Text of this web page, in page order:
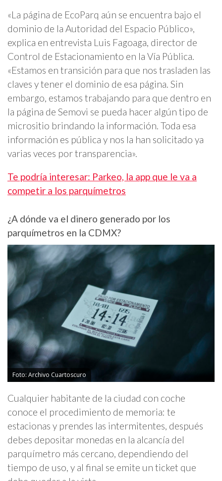
«La página de EcoParq aún se encuentra bajo el
dominio de la Autoridad del Espacio Público»,
explica en entrevista Luis Fagoaga, director de
Control de Estacionamiento en la Vía Pública.
«Estamos en transición para que nos trasladen las
claves y tener el dominio de esa página. Sin
embargo, estamos trabajando para que dentro en
la página de Semovi se pueda hacer algún tipo de
micrositio brindando la información. Toda esa
información es pública y nos la han solicitado ya
varias veces por transparencia».
Te podría interesar: Parkeo, la app que le va a
competir a los parquímetros
¿A dónde va el dinero generado por los
parquímetros en la CDMX?
Foto: Archivo Cuartoscuro
Cualquier habitante de la ciudad con coche
conoce el procedimiento de memoria: te
estacionas y prendes las intermitentes, después
debes depositar monedas en la alcancía del
parquímetro más cercano, dependiendo del
tiempo de uso, y al final se emite un ticket que